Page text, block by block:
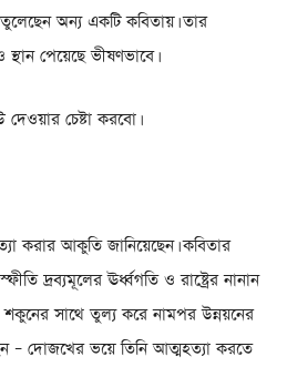
অন্য একটি কবিতায়। তার
স্থান পেয়েছে ভীষণভাবে।
চেষ্টা করবো।
করার আকুতি জানিয়েছেন। কবিতার
দ্রব্যমূলের ঊর্ধ্বগতি ও রাষ্ট্রের নানান
শকুনের সাথে তুল্য করে নামপর উন্নয়নের
– দোজখের ভয়ে তিনি আত্মহত্যা করতে